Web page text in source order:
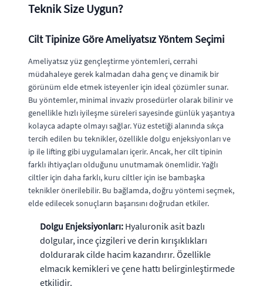
Teknik Size Uygun?
Cilt Tipinize Göre Ameliyatsız Yöntem Seçimi
Ameliyatsız yüz gençleştirme yöntemleri, cerrahi
müdahaleye gerek kalmadan daha genç ve dinamik bir
görünüm elde etmek isteyenler için ideal çözümler sunar.
Bu yöntemler, minimal invaziv prosedürler olarak bilinir ve
genellikle hızlı iyileşme süreleri sayesinde günlük yaşantıya
kolayca adapte olmayı sağlar. Yüz estetiği alanında sıkça
tercih edilen bu teknikler, özellikle dolgu enjeksiyonları ve
ip ile lifting gibi uygulamaları içerir. Ancak, her cilt tipinin
farklı ihtiyaçları olduğunu unutmamak önemlidir. Yağlı
ciltler için daha farklı, kuru ciltler için ise bambaşka
teknikler önerilebilir. Bu bağlamda, doğru yöntemi seçmek,
elde edilecek sonuçların başarısını doğrudan etkiler.
Dolgu Enjeksiyonları: Hyaluronik asit bazlı
dolgular, ince çizgileri ve derin kırışıklıkları
doldurarak cilde hacim kazandırır. Özellikle
elmacık kemikleri ve çene hattı belirginleştirmede
etkilidir.